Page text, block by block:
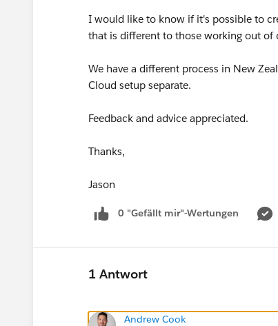
I would like to know if it's possible to
that is different to those working out of
We have a different process in New
Cloud setup separate.
Feedback and advice appreciated.
Thanks,
Jason
0 "Gefällt mir"-Wertungen
1 Antwort
Andrew Cook